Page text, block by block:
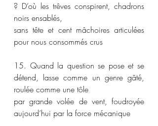
? D’où les trêves conspirent, chadrons
noirs ensablés,
sans tête et cent mâchoires articulées
pour nous consommés crus
15. Quand la question se pose et se
détend, lasse comme un genre gâté,
roulée comme une tôle
par grande volée de vent, foudroyée
aujourd’hui par la force mécanique